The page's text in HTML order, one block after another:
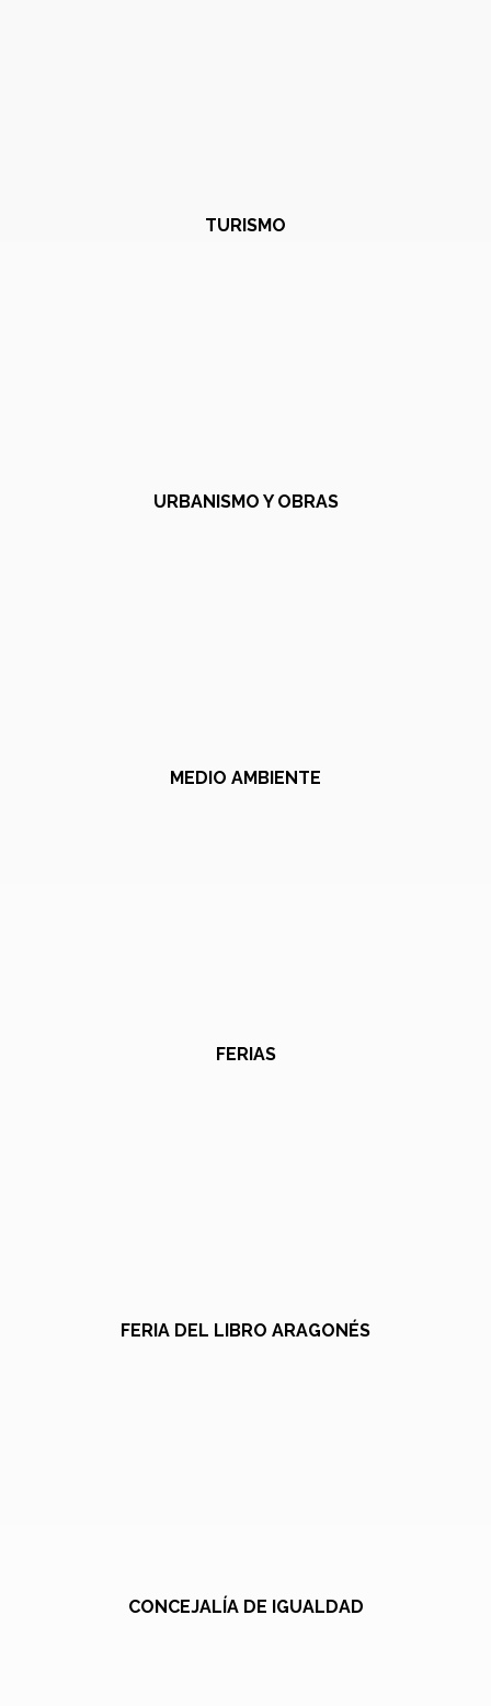
TURISMO
URBANISMO Y OBRAS
MEDIO AMBIENTE
FERIAS
FERIA DEL LIBRO ARAGONÉS
CONCEJALÍA DE IGUALDAD